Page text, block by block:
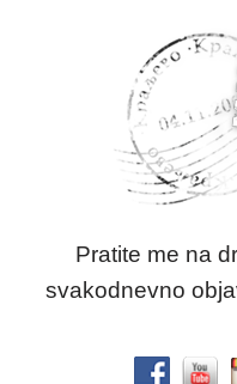
Pratite me na
svakodnevno